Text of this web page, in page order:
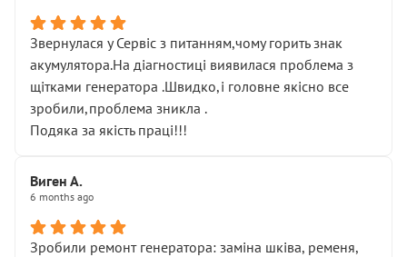
Звернулася у Сервіс з питанням,чому горить знак
акумулятора.На діагностиці виявилася проблема з
щітками генератора .Швидко,і головне якісно все
зробили,проблема зникла .
Подяка за якість праці!!!
Виген А.
6 months ago
Зробили ремонт генератора: заміна шківа, ременя,